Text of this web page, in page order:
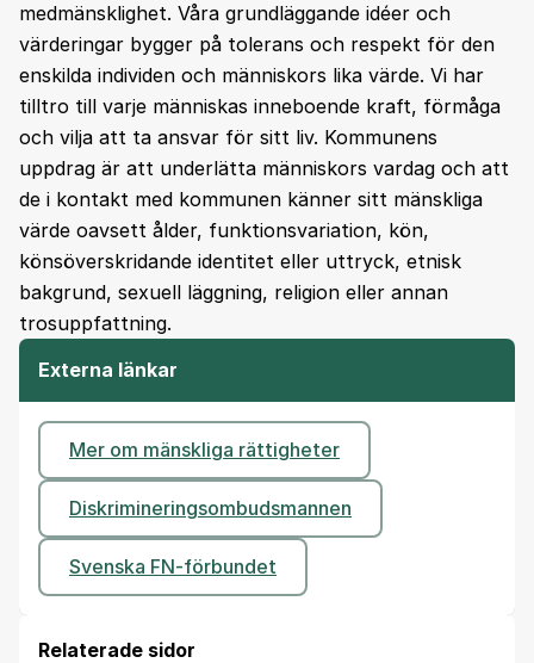
medmänsklighet. Våra grundläggande idéer och
värderingar bygger på tolerans och respekt för den
enskilda individen och människors lika värde. Vi har
tilltro till varje människas inneboende kraft, förmåga
och vilja att ta ansvar för sitt liv. Kommunens
uppdrag är att underlätta människors vardag och att
de i kontakt med kommunen känner sitt mänskliga
värde oavsett ålder, funktionsvariation, kön,
könsöverskridande identitet eller uttryck, etnisk
bakgrund, sexuell läggning, religion eller annan
trosuppfattning.
Externa länkar
Mer om mänskliga rättigheter
Diskrimineringsombudsmannen
Svenska FN-förbundet
Relaterade sidor